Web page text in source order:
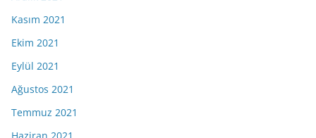
Kasım 2021
Ekim 2021
Eylül 2021
Ağustos 2021
Temmuz 2021